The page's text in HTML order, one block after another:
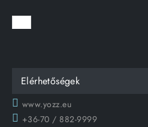
Elérhetőségek
www.yozz.eu
+36-70 / 882-9999